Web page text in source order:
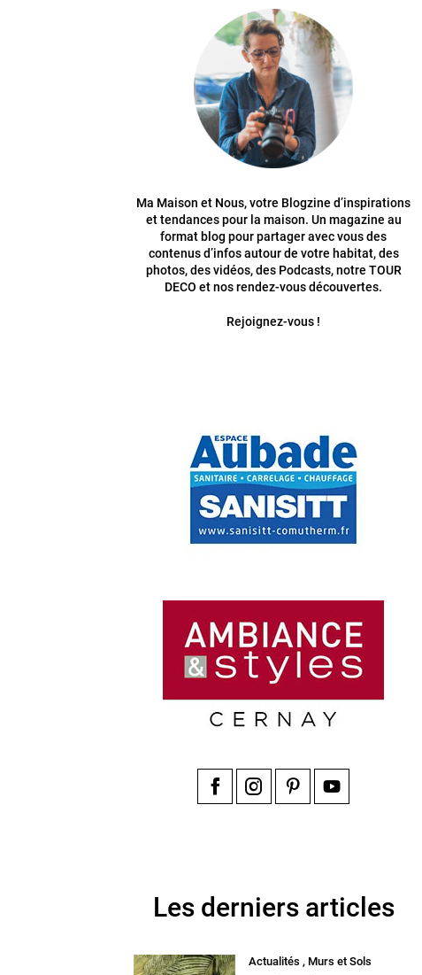
Ma Maison et Nous, votre Blogzine d’inspirations
et tendances pour la maison. Un magazine au
format blog pour partager avec vous des
contenus d’infos autour de votre habitat, des
photos, des vidéos, des Podcasts, notre TOUR
DECO et nos rendez-vous découvertes.
Rejoignez-vous !
Les derniers articles
Actualités , Murs et Sols